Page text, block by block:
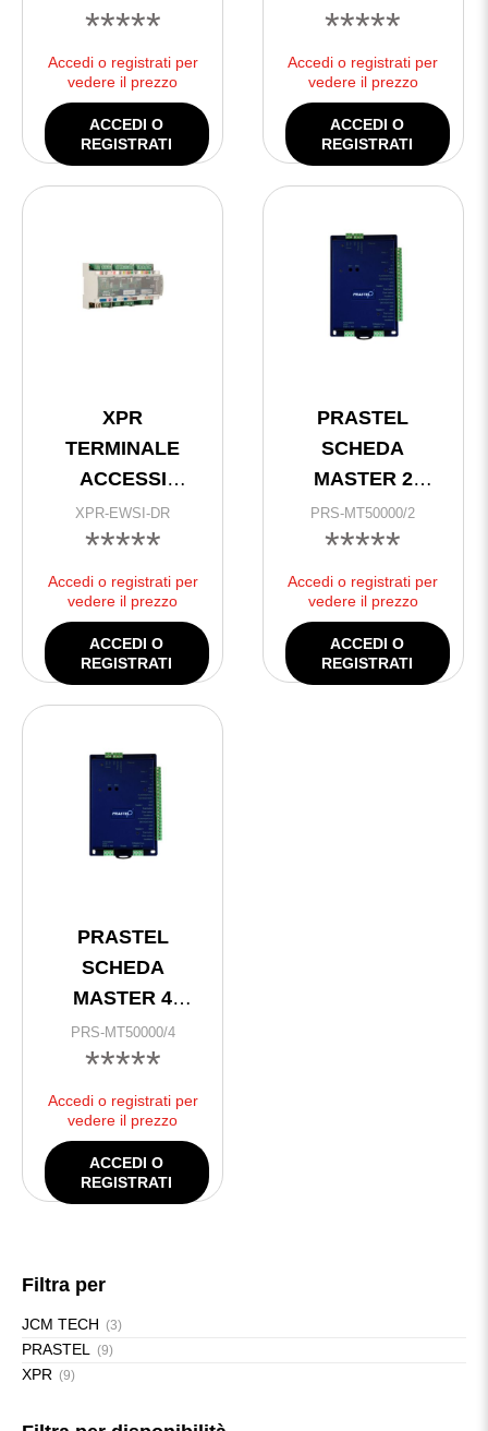
@
*****
Accedi o registrati per
vedere il prezzo
ACCEDI O
REGISTRATI
SERIE DIN
*****
Accedi o registrati per
vedere il prezzo
ACCEDI O
REGISTRATI
XPR
TERMINALE
ACCESSI
RS485+LAN 2
LETTORI SERIE
XPR-EWSI-DR
*****
Accedi o registrati per
vedere il prezzo
ACCEDI O
REGISTRATI
PRASTEL
SCHEDA
MASTER 2
LETTORI IP+485
PRS-MT50000/2
*****
Accedi o registrati per
vedere il prezzo
ACCEDI O
REGISTRATI
PRASTEL
SCHEDA
MASTER 4
LETTORI IP+485
PRS-MT50000/4
*****
Accedi o registrati per
vedere il prezzo
ACCEDI O
REGISTRATI
Filtra per
JCM TECH (3)
PRASTEL (9)
XPR (9)